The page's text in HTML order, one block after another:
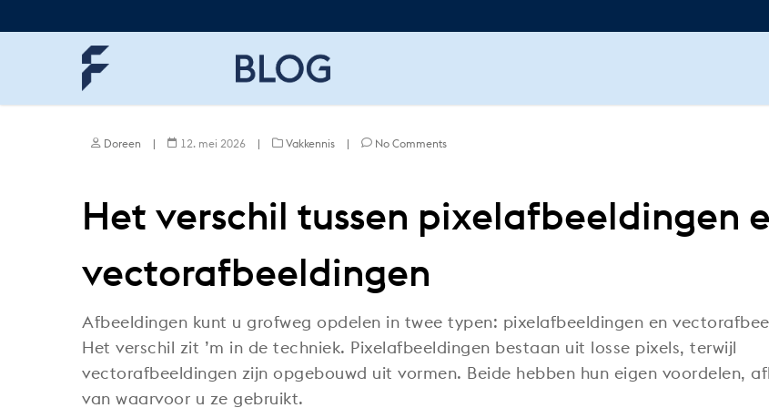
Doreen 12. mei 2026 Vakkennis No Comments
Het verschil tussen pixelafbeeldingen
vectorafbeeldingen
Afbeeldingen kunt u grofweg opdelen in twee typen: pixelafbeeldingen en
Het verschil zit ’m in de techniek. Pixelafbeeldingen bestaan uit losse pixels, terwijl
vectorafbeeldingen zijn opgebouwd uit vormen. Beide hebben hun eigen voordelen,
van waarvoor u ze gebruikt.